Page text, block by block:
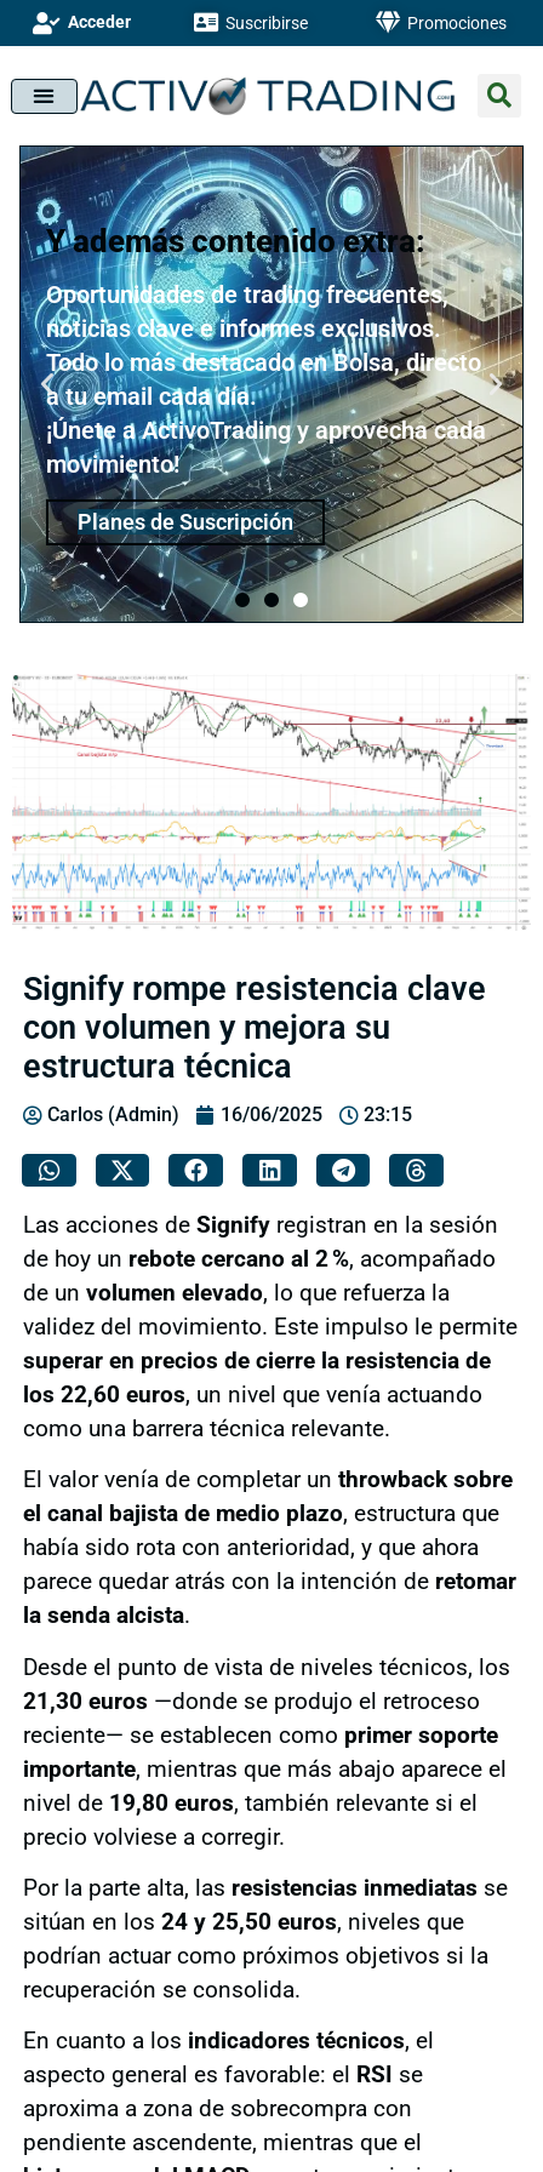
Acceder Suscribirse Promociones
Y además contenido extra:
Oportunidades de trading frecuentes,
noticias clave e informes exclusivos.
Todo lo más destacado en Bolsa, directo
a tu email cada día.
¡Únete a ActivoTrading y aprovecha cada
movimiento!
Planes de Suscripción
Signify rompe resistencia clave
con volumen y mejora su
estructura técnica
Carlos (Admin) 16/06/2025 23:15
Las acciones de Signifyregistran en la sesión
de hoy un rebote cercano al 2 %, acompañado
de un volumen elevado, lo que refuerza la
validez del movimiento. Este impulso le permite
superar en precios de cierre la resistencia de
los 22,60 euros, un nivel que venía actuando
como una barrera técnica relevante.
El valor venía de completar un throwback sobre
el canal bajista de medio plazo, estructura que
había sido rota con anterioridad, y que ahora
parece quedar atrás con la intención de retomar
la senda alcista.
Desde el punto de vista de niveles técnicos, los
21,30 euros —donde se produjo el retroceso
reciente— se establecen como primer soporte
importante, mientras que más abajo aparece el
nivel de 19,80 euros, también relevante si el
precio volviese a corregir.
Por la parte alta, las resistencias inmediatas se
sitúan en los 24 y 25,50 euros, niveles que
podrían actuar como próximos objetivos si la
recuperación se consolida.
En cuanto a los indicadores técnicos, el
aspecto general es favorable: el RSI se
aproxima a zona de sobrecompra con
pendiente ascendente, mientras que el